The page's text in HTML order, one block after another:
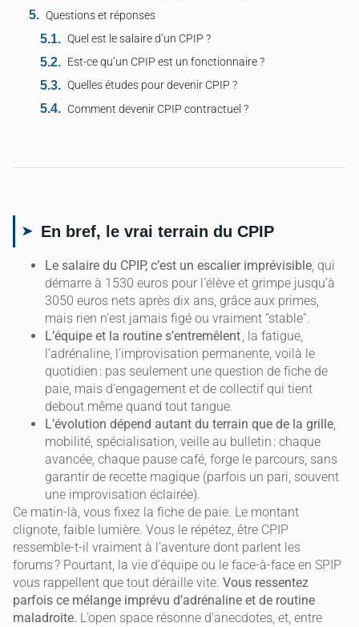
Questions et réponses
Quel est le salaire d’un CPIP ?
Est-ce qu’un CPIP est un fonctionnaire ?
Quelles études pour devenir CPIP ?
Comment devenir CPIP contractuel ?
En bref, le vrai terrain du CPIP
Le salaire du CPIP, c’est un escalier imprévisible, qui
démarre à 1530 euros pour l’élève et grimpe jusqu’à
3050 euros nets après dix ans, grâce aux primes,
mais rien n’est jamais figé ou vraiment “stable”.
L’équipe et la routine s’entremêlent, la fatigue,
l’adrénaline, l’improvisation permanente, voilà le
quotidien : pas seulement une question de fiche de
paie, mais d’engagement et de collectif qui tient
debout même quand tout tangue.
L’évolution dépend autant du terrain que de la grille,
mobilité, spécialisation, veille au bulletin : chaque
avancée, chaque pause café, forge le parcours, sans
garantir de recette magique (parfois un pari, souvent
une improvisation éclairée).
Ce matin-là, vous fixez la fiche de paie. Le montant
clignote, faible lumière. Vous le répétez, être CPIP
ressemble-t-il vraiment à l’aventure dont parlent les
forums ? Pourtant, la vie d’équipe ou le face-à-face en SPIP
vous rappellent que tout déraille vite. Vous ressentez
parfois ce mélange imprévu d’adrénaline et de routine
maladroite. L’open space résonne d’anecdotes, et, entre